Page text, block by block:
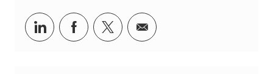
Teilen via LinkedIn
Teilen via Facebook
Teilen via Twitter
Teilen via E-Mail